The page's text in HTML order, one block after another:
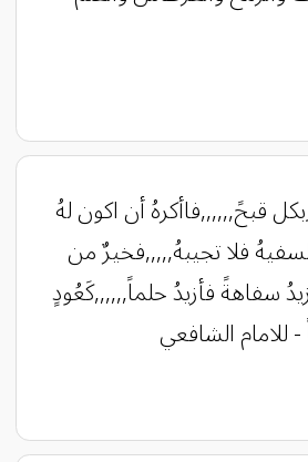
قبحً,,,,,,فاأكرهُ أن اكون لهُ
فلا تجيبهُ,,,,,فخيرٌ من
سفاهةً فأزيدُ حلماً,,,,,,كَعُودٍ
للامام الشافعي